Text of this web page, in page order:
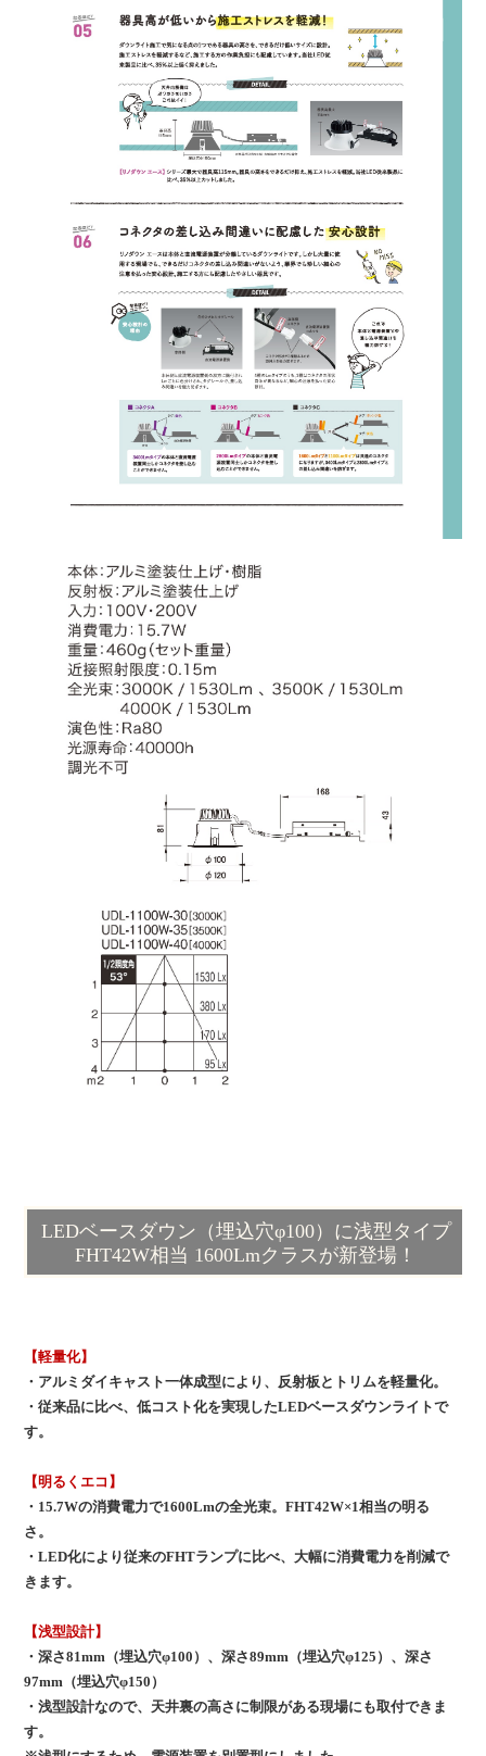
LEDベースダウン（埋込穴φ100）に浅型タイプ
FHT42W相当 1600Lmクラスが新登場！
【軽量化】
・アルミダイキャスト一体成型により、反射板とトリムを軽量化。
・従来品に比べ、低コスト化を実現したLEDベースダウンライトで
す。
【明るくエコ】
・15.7Wの消費電力で1600Lmの全光束。FHT42W×1相当の明る
さ。
・LED化により従来のFHTランプに比べ、大幅に消費電力を削減で
きます。
【浅型設計】
・深さ81mm（埋込穴φ100）、深さ89mm（埋込穴φ125）、深さ
97mm（埋込穴φ150）
・浅型設計なので、天井裏の高さに制限がある現場にも取付できま
す。